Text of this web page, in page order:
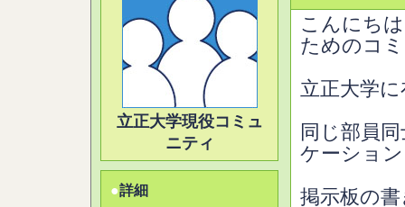
立正大学現役コミュ
ニティ
●詳細
こんにち
ためのコ
立正大学
同じ部員
ケーショ
掲示板の